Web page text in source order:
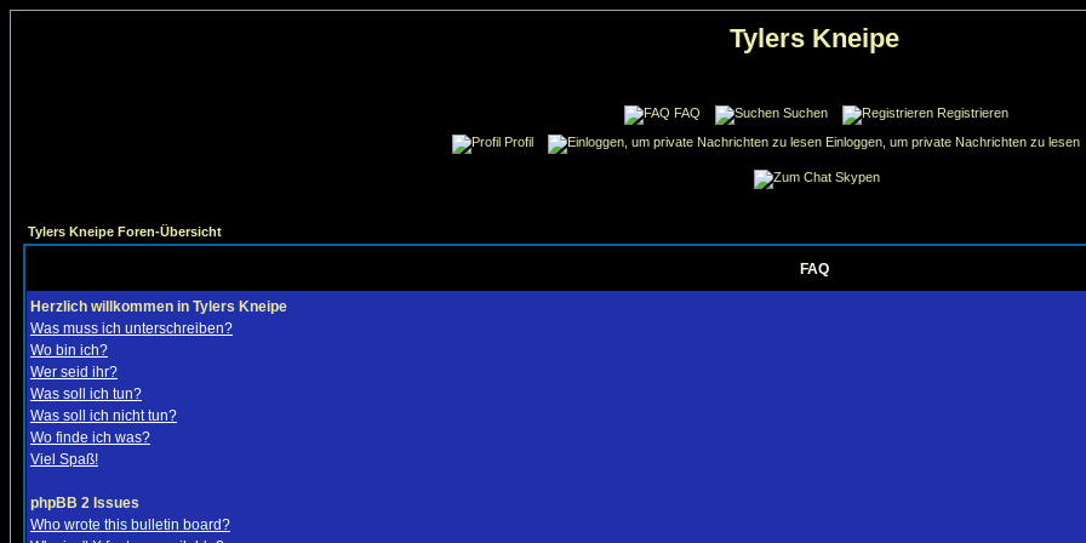
Tylers Kneipe
FAQ Suchen
Registrieren
Profil
Einloggen, um private Nachrichten zu lesen
Skypen
Tylers Kneipe Foren-Übersicht
FAQ
Herzlich willkommen in Tylers Kneipe
Was muss ich unterschreiben?
Wo bin ich?
Wer seid ihr?
Was soll ich tun?
Was soll ich nicht tun?
Wo finde ich was?
Viel Spaß!
phpBB 2 Issues
Who wrote this bulletin board?